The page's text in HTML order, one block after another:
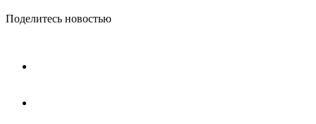
Поделитесь новостью